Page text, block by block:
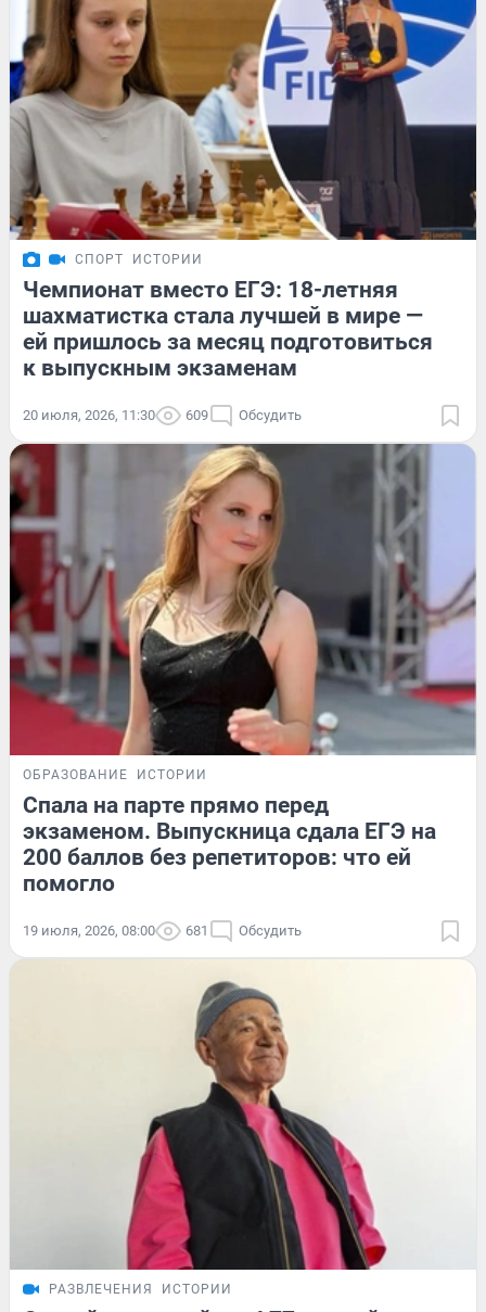
СПОРТ ИСТОРИИ
Чемпионат вместо ЕГЭ: 18-летняя
шахматистка стала лучшей в мире —
ей пришлось за месяц подготовиться
к выпускным экзаменам
20 июля, 2026, 11:30 609 Обсудить
ОБРАЗОВАНИЕ ИСТОРИИ
Спала на парте прямо перед
экзаменом. Выпускница сдала ЕГЭ на
200 баллов без репетиторов: что ей
помогло
19 июля, 2026, 08:00 681 Обсудить
РАЗВЛЕЧЕНИЯ ИСТОРИИ